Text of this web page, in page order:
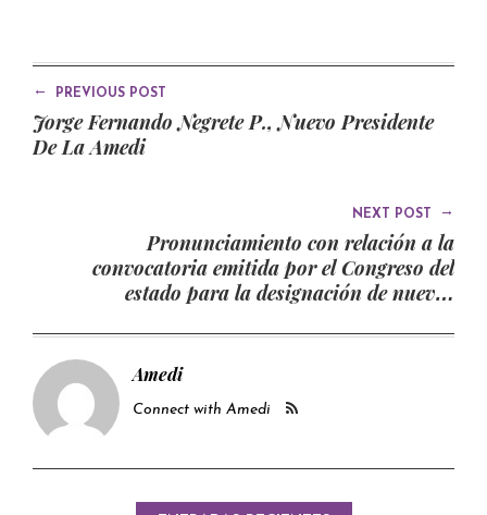
← PREVIOUS POST
Jorge Fernando Negrete P., Nuevo Presidente
De La Amedi
NEXT POST →
Pronunciamiento con relación a la
convocatoria emitida por el Congreso del
estado para la designación de nuevos
Transparencia, Acceso a la Información y
Protección de Datos del Estado de Puebla
Amedi
Connect with Amedi